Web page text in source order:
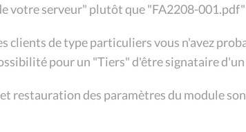
votre serveur" plutôt que "FA2208-001.pdf"
clients de type particuliers vous n'avez
pour un "Tiers" d'être signataire
restauration des paramètres du module